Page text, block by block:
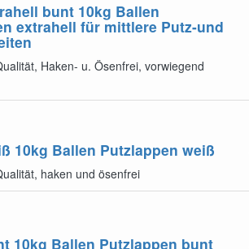
bunt 10kg Ballen
extrahell für mittlere Putz-und
Haken- u. Ösenfrei, vorwiegend
10kg Ballen Putzlappen weiß
haken und ösenfrei
10kg Ballen Putzlappen bunt